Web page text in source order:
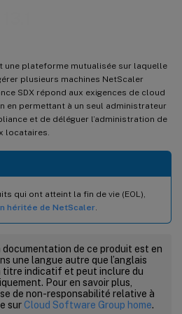
une plateforme mutualisée sur laquelle
plusieurs machines NetScaler
SDX répond aux exigences de cloud
en permettant à un seul administrateur
et de déléguer l’administration de
locataires.
qui ont atteint la fin de vie (EOL),
héritée de NetScaler
de ce produit est en
une langue autre que l’anglais
titre indicatif et peut inclure du
Pour en savoir plus,
de non-responsabilité relative à
sur Cloud Software Group home.